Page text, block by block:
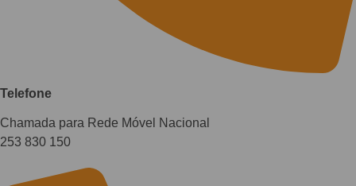
Telefone
Chamada para Rede Móvel Nacional
253 830 150